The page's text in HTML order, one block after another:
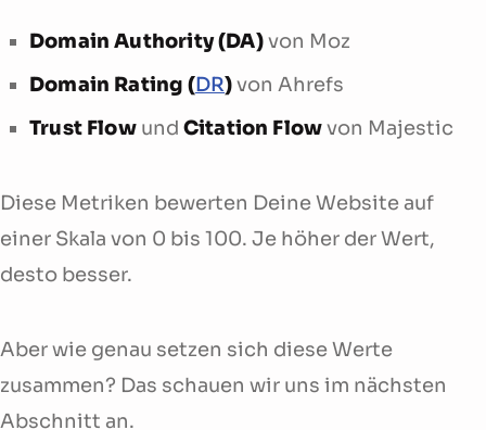
Domain Authority (DA)von Moz
Domain Rating (DR)von Ahrefs
Trust Flowund Citation Flowvon Majestic
Diese Metriken bewerten Deine Website auf
einer Skala von 0 bis 100. Je höher der Wert,
desto besser.
Aber wie genau setzen sich diese Werte
zusammen? Das schauen wir uns im nächsten
Abschnitt an.